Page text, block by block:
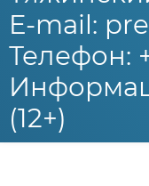
E-mail:
Телефон:
(12+)